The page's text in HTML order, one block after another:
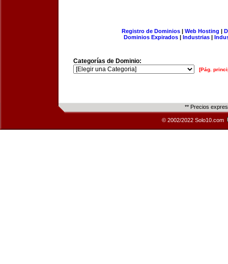
Registro de Dominios| Web Hosting |
Dominios Expirados | Industrias |
Categorías de Dominio:
[Pág.
** Precios
© 2002/2022 Solo10.com